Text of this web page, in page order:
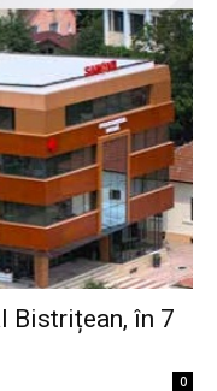
Bistrițean, în 7
0